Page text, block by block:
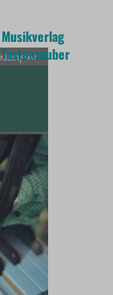
Musikverlag
Tastenzauber